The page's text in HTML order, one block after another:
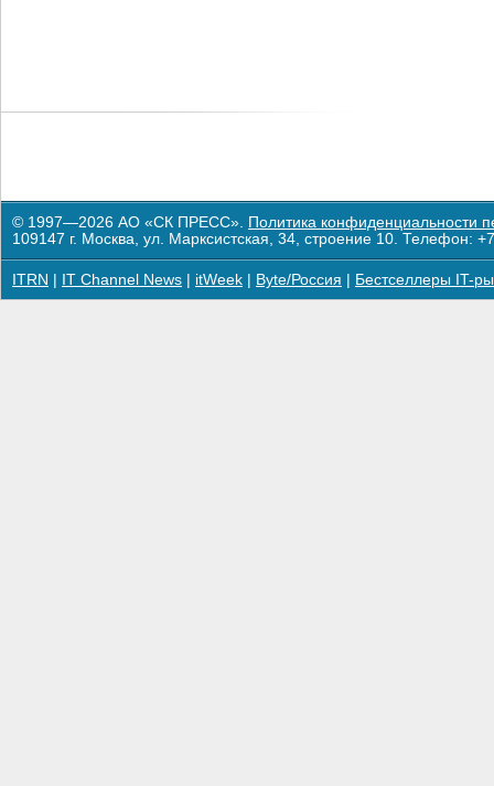
© 1997—2026 АО «СК ПРЕСС». Политика конфиденциальности
109147 г. Москва, ул. Марксистская, 34, строение 10. Телефон:
ITRN IT Channel News itWeek Byte/Россия Бестселлеры IT-